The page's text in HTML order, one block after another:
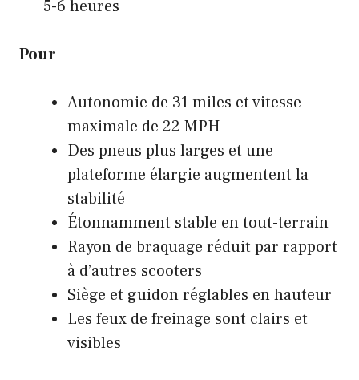
5-6 heures
Pour
Autonomie de 31 miles et vitesse
maximale de 22 MPH
Des pneus plus larges et une
plateforme élargie augmentent la
stabilité
Étonnamment stable en tout-terrain
Rayon de braquage réduit par rapport
à d’autres scooters
Siège et guidon réglables en hauteur
Les feux de freinage sont clairs et
visibles